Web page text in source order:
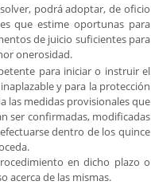
podrá adoptar, de oficio
que estime oportunas para
de juicio suficientes para
onerosidad.
para iniciar o instruir el
y para la protección
las medidas provisionales que
ser confirmadas, modificadas
dentro de los quince
en dicho plazo o
acerca de las mismas.